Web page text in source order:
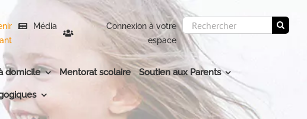
Média
Connexion à votre
espace
Rechercher:
domicile Mentorat scolaire Soutien aux Parents